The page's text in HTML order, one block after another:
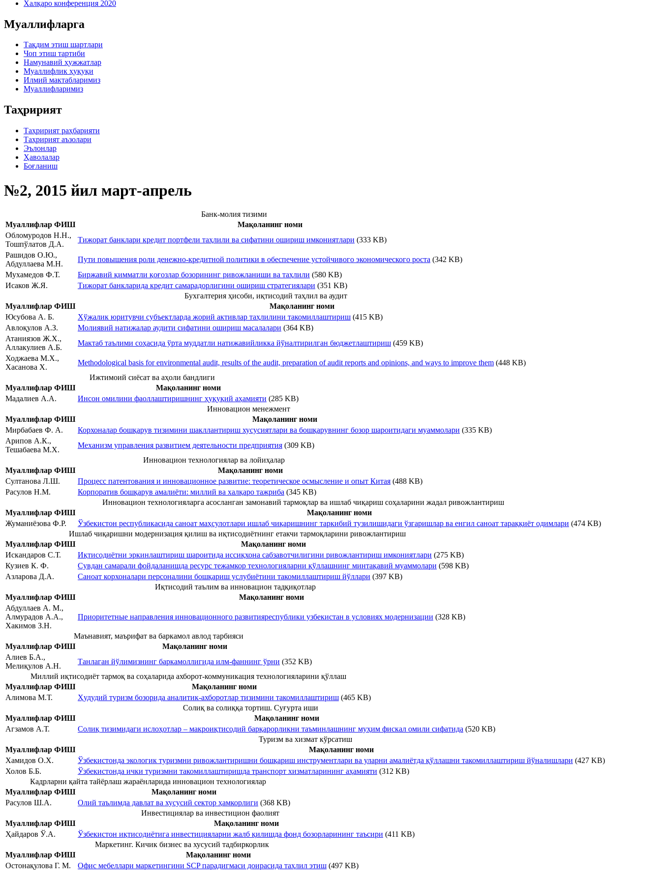
Халқаро конференция 2020
Муаллифларга
Тақдим этиш шартлари
Чоп этиш тартиби
Намунавий ҳужжатлар
Муаллифлик ҳуқуқи
Илмий мактабларимиз
Муаллифларимиз
Таҳририят
Таҳририят раҳбарияти
Таҳририят аъзолари
Эълонлар
Ҳаволалар
Боғланиш
№2, 2015 йил март-апрель
Банк-молия тизими
Муаллифлар ФИШ
Мақоланинг номи
Обломуродов Н.Н.,
Тошпўлатов Д.А.
Тижорат банклари кредит портфели таҳлили ва сифатини ошириш имкониятлари (333 KB)
Рашидов О.Ю.,
Абдуллаева М.Н.
Пути повышения роли денежно-кредитной политики в обеспечение устойчивого экономического роста (342 KB)
Мухамедов Ф.Т.
Биржавий қимматли қоғозлар бозорининг ривожланиши ва таҳлили (580 KB)
Исаков Ж.Я.
Тижорат банкларида кредит самарадорлигини ошириш стратегиялари (351 KB)
Бухгалтерия ҳисоби, иқтисодий таҳлил ва аудит
Муаллифлар ФИШ
Мақоланинг номи
Юсубова А. Б.
Хўжалик юритувчи субъектларда жорий активлар таҳлилини такомиллаштириш (415 KB)
Авлоқулов А.З.
Молиявий натижалар аудити сифатини ошириш масалалари (364 KB)
Атаниязов Ж.Х.,
Аллакулиев А.Б.
Мактаб таълими соҳасида ўрта муддатли натижавийликка йўналтирилган бюджетлаштириш (459 KB)
Ходжаева М.Х.,
Хасанова Х.
Methodological basis for environmental audit, results of the audit, preparation of audit reports and opinions, and ways to improve them (448 KB)
Ижтимоий сиёсат ва аҳоли бандлиги
Муаллифлар ФИШ
Мақоланинг номи
Мадалиев А.А.
Инсон омилини фаоллаштиришнинг ҳуқуқий аҳамияти (285 KB)
Инновацион менежмент
Муаллифлар ФИШ
Мақоланинг номи
Мирбабаев Ф. А.
Корхоналар бошқарув тизимини шакллантириш хусусиятлари ва бошқарувнинг бозор шароитидаги муаммолари (335 KB)
Арипов А.К.,
Тешабаева М.Х.
Механизм управления развитием деятельности предприятия (309 KB)
Инновацион технологиялар ва лойиҳалар
Муаллифлар ФИШ
Мақоланинг номи
Султанова Л.Ш.
Процесс патентования и инновационное развитие: теоретическое осмысление и опыт Китая (488 KB)
Расулов Н.М.
Корпоратив бошқарув амалиёти: миллий ва халқаро тажриба (345 KB)
Инновацион технологияларга асосланган замонавий тармоқлар ва ишлаб чиқариш соҳаларини жадал ривожлантириш
Муаллифлар ФИШ
Мақоланинг номи
Жуманиёзова Ф.Р.
Ўзбекистон республикасида саноат маҳсулотлари ишлаб чиқаришнинг таркибий тузилишидаги ўзгаришлар ва енгил саноат тараққиёт одимлари (474 KB)
Ишлаб чиқаришни модернизация қилиш ва иқтисодиётнинг етакчи тармоқларини ривожлантириш
Муаллифлар ФИШ
Мақоланинг номи
Искандаров С.Т.
Иқтисодиётни эркинлаштириш шароитида иссиқхона сабзавотчилигини ривожлантириш имкониятлари (275 KB)
Кузиев К. Ф.
Сувдан самарали фойдаланишда ресурс тежамкор технологияларни қўллашнинг минтақавий муаммолари (598 KB)
Азларова Д.А.
Саноат корхоналари персоналини бошқариш услубиётини такомиллаштириш йўллари (397 KB)
Иқтисодий таълим ва инновацион тадқиқотлар
Муаллифлар ФИШ
Мақоланинг номи
Абдуллаев А. М.,
Алмурадов А.А.,
Хакимов З.Н.
Приоритетные направления инновационного развитияреспублики узбекистан в условиях модернизации (328 KB)
Маънавият, маърифат ва баркамол авлод тарбияси
Муаллифлар ФИШ
Мақоланинг номи
Алиев Б.А.,
Мелиқулов А.Н.
Танлаган йўлимизнинг баркамоллигида илм-фаннинг ўрни (352 KB)
Миллий иқтисодиёт тармоқ ва соҳаларида ахборот-коммуникация технологияларини қўллаш
Муаллифлар ФИШ
Мақоланинг номи
Алимова М.Т.
Ҳудудий туризм бозорида аналитик-ахборотлар тизимини такомиллаштириш (465 KB)
Солиқ ва солиққа тортиш. Суғурта иши
Муаллифлар ФИШ
Мақоланинг номи
Агзамов А.Т.
Солиқ тизимидаги ислоҳотлар – макроиқтисодий барқарорликни таъминлашнинг муҳим фискал омили сифатида (520 KB)
Туризм ва хизмат кўрсатиш
Муаллифлар ФИШ
Мақоланинг номи
Хамидов О.Х.
Ўзбекистонда экологик туризмни ривожлантиришни бошқариш инструментлари ва уларни амалиётда қўллашни такомиллаштириш йўналишлари (427 KB)
Холов Б.Б.
Ўзбекистонда ички туризмни такомиллаштиришда транспорт хизматларининг аҳамияти (312 KB)
Кадрларни қайта тайёрлаш жараёнларида инновацион технологиялар
Муаллифлар ФИШ
Мақоланинг номи
Расулов Ш.А.
Олий таълимда давлат ва хусусий сектор ҳамкорлиги (368 KB)
Инвестициялар ва инвестицион фаолият
Муаллифлар ФИШ
Мақоланинг номи
Ҳайдаров Ў.А.
Ўзбекистон иқтисодиётига инвестицияларни жалб қилишда фонд бозорларининг таъсири (411 KB)
Маркетинг. Кичик бизнес ва хусусий тадбиркорлик
Муаллифлар ФИШ
Мақоланинг номи
Остонақулова Г. М.
Офис мебеллари маркетингини SCP парадигмаси доирасида таҳлил этиш (497 KB)